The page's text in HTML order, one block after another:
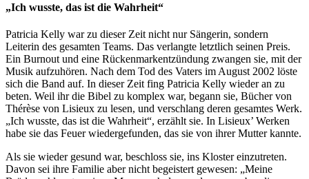
„Ich wusste, das ist die Wahrheit“
Patricia Kelly war zu dieser Zeit nicht nur Sängerin, sondern
Leiterin des gesamten Teams. Das verlangte letztlich seinen Preis.
Ein Burnout und eine Rückenmarkentzündung zwangen sie, mit der
Musik aufzuhören. Nach dem Tod des Vaters im August 2002 löste
sich die Band auf. In dieser Zeit fing Patricia Kelly wieder an zu
beten. Weil ihr die Bibel zu komplex war, begann sie, Bücher von
Thérèse von Lisieux zu lesen, und verschlang deren gesamtes Werk.
„Ich wusste, das ist die Wahrheit“, erzählt sie. In Lisieux’ Werken
habe sie das Feuer wiedergefunden, das sie von ihrer Mutter kannte.
Als sie wieder gesund war, beschloss sie, ins Kloster einzutreten.
Davon sei ihre Familie aber nicht begeistert gewesen: „Meine